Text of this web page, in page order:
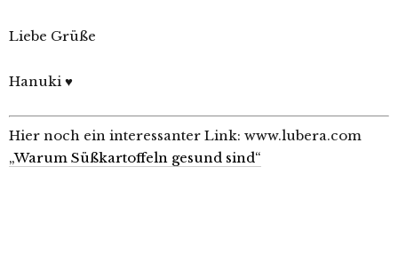
Liebe Grüße
Hanuki ♥
Hier noch ein interessanter Link: www.lubera.com
„Warum Süßkartoffeln gesund sind“